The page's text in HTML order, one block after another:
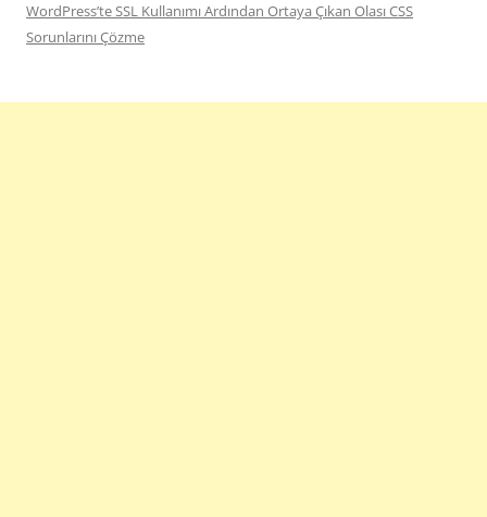
WordPress’te SSL Kullanımı Ardından Ortaya Çıkan Olası CSS
Sorunlarını Çözme